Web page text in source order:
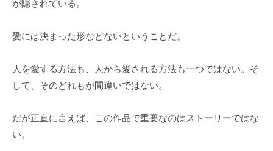
が隠されている。
愛には決まった形などないということだ。
人を愛する方法も、人から愛される方法も一つではない。そ
して、そのどれもが間違いではない。
だが正直に言えば、この作品で重要なのはストーリーではな
い。